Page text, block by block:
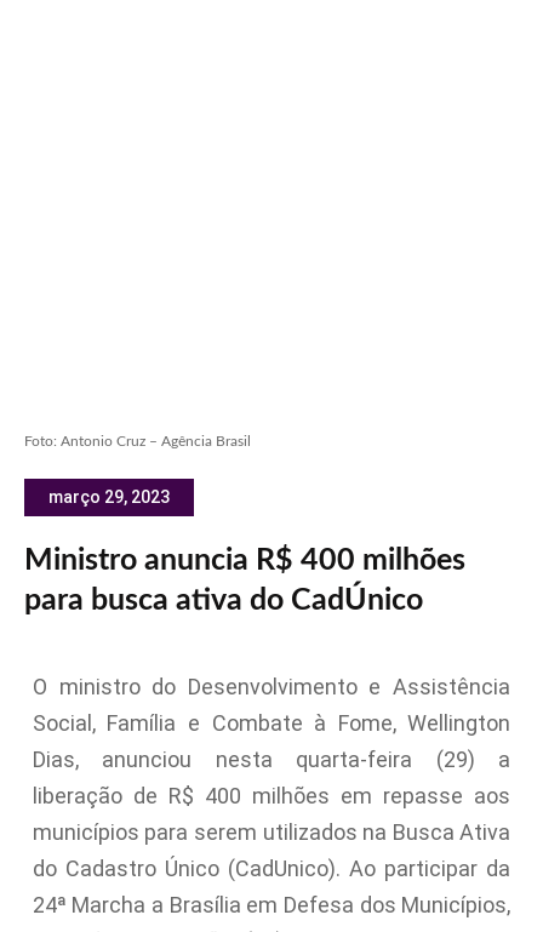
Foto: Antonio Cruz – Agência Brasil
março 29, 2023
Ministro anuncia R$ 400 milhões
para busca ativa do CadÚnico
O ministro do Desenvolvimento e Assistência
Social, Família e Combate à Fome, Wellington
Dias, anunciou nesta quarta-feira (29) a
liberação de R$ 400 milhões em repasse aos
municípios para serem utilizados na Busca Ativa
do Cadastro Único (CadUnico). Ao participar da
24ª Marcha a Brasília em Defesa dos Municípios,